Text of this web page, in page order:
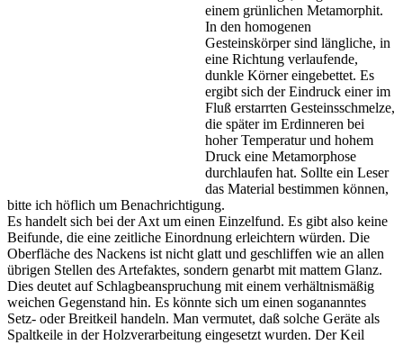
einem grünlichen Metamorphit.
In den homogenen
Gesteinskörper sind längliche, in
eine Richtung verlaufende,
dunkle Körner eingebettet. Es
ergibt sich der Eindruck einer im
Fluß erstarrten Gesteinsschmelze,
die später im Erdinneren bei
hoher Temperatur und hohem
Druck eine Metamorphose
durchlaufen hat. Sollte ein Leser
das Material bestimmen können,
bitte ich höflich um Benachrichtigung.
Es handelt sich bei der Axt um einen Einzelfund. Es gibt also keine
Beifunde, die eine zeitliche Einordnung erleichtern würden. Die
Oberfläche des Nackens ist nicht glatt und geschliffen wie an allen
übrigen Stellen des Artefaktes, sondern genarbt mit mattem Glanz.
Dies deutet auf Schlagbeanspruchung mit einem verhältnismäßig
weichen Gegenstand hin. Es könnte sich um einen sogananntes
Setz- oder Breitkeil handeln. Man vermutet, daß solche Geräte als
Spaltkeile in der Holzverarbeitung eingesetzt wurden. Der Keil